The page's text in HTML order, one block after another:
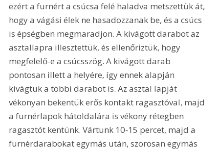
ezért a furnért a csúcsa felé haladva metszettük át,
hogy a vágási élek ne hasadozzanak be, és a csúcs
is épségben megmaradjon. A kivágott darabot az
asztallapra illesztettük, és ellenőriztük, hogy
megfelelő-e a csúcsszög. A kivágott darab
pontosan illett a helyére, így ennek alapján
kivágtuk a többi darabot is. Az asztal lapját
vékonyan bekentük erős kontakt ragasztóval, majd
a furnérlapok hátoldalára is vékony rétegben
ragasztót kentünk. Vártunk 10-15 percet, majd a
furnérdarabokat egymás után, szorosan egymás